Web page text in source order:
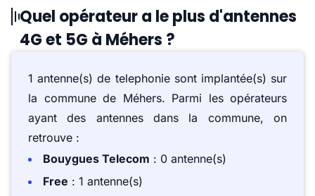
Quel opérateur a le plus d'antennes
4G et 5G à Méhers ?
1 antenne(s) de telephonie sont implantée(s) sur
la commune de Méhers. Parmi les opérateurs
ayant des antennes dans la commune, on
retrouve :
Bouygues Telecom : 0 antenne(s)
Free : 1 antenne(s)